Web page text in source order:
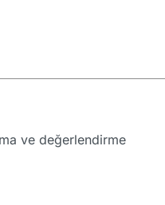
ve değerlendirme